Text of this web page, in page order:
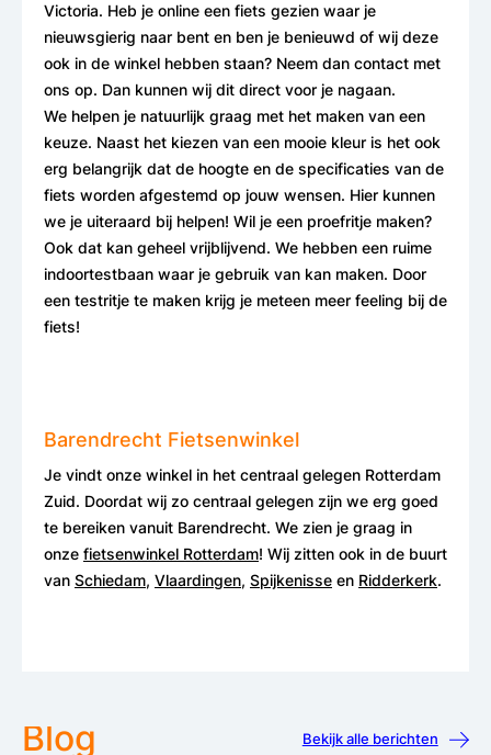
Victoria. Heb je online een fiets gezien waar je
nieuwsgierig naar bent en ben je benieuwd of wij deze
ook in de winkel hebben staan? Neem dan contact met
ons op. Dan kunnen wij dit direct voor je nagaan.
We helpen je natuurlijk graag met het maken van een
keuze. Naast het kiezen van een mooie kleur is het ook
erg belangrijk dat de hoogte en de specificaties van de
fiets worden afgestemd op jouw wensen. Hier kunnen
we je uiteraard bij helpen! Wil je een proefritje maken?
Ook dat kan geheel vrijblijvend. We hebben een ruime
indoortestbaan waar je gebruik van kan maken. Door
een testritje te maken krijg je meteen meer feeling bij de
fiets!
Barendrecht Fietsenwinkel
Je vindt onze winkel in het centraal gelegen Rotterdam
Zuid. Doordat wij zo centraal gelegen zijn we erg goed
te bereiken vanuit Barendrecht. We zien je graag in
onze fietsenwinkel Rotterdam! Wij zitten ook in de buurt
van Schiedam, Vlaardingen, Spijkenisse en Ridderkerk.
Blog Bekijk alle berichten